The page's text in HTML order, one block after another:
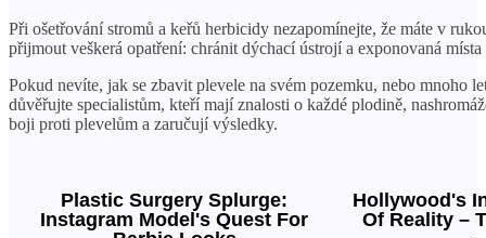
Při ošetřování stromů a keřů herbicidy nezapomínejte, že máte v
přijmout veškerá opatření: chránit dýchací ústrojí a exponovaná místa
Pokud nevíte, jak se zbavit plevele na svém pozemku, nebo mnoho
důvěřujte specialistům, kteří mají znalosti o každé plodině,
boji proti plevelům a zaručují výsledky.